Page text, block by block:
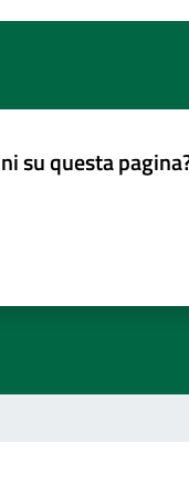
su questa